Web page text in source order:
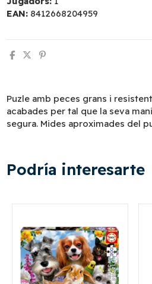
EAN: 8412668204959
Puzle amb peces grans i
acabades per tal que la seva
segura. Mides aproximades del
Podría interesarte